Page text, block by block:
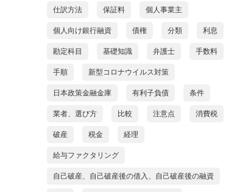
仕訳方法 保証料 個人事業主
個人向け銀行融資 債権 分類 利息
勘定科目 基礎知識 弁護士 手数料
手順 新型コロナウイルス対策
日本政策金融金庫 有利子負債 条件
業者、選び方 比較 注意点 消費税
破産 税金 経理
給与ファクタリング
自己破産、自己破産後の借入、自己破産後の融資